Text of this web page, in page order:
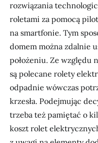
rozwiązania
roletami za pomocą
na smartfonie. Tym
domem można zdalnie
położeniu. Ze względu
są polecane rolety
odpadnie wówczas
krzesła. Podejmując
trzeba też pamiętać o
koszt rolet